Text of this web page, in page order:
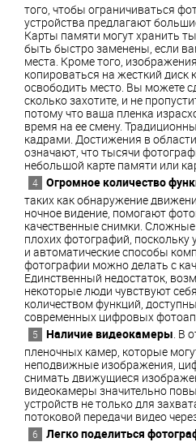
того, чтобы ограничиваться
устройства предлагают
Карты памяти могут хранить
быть быстро заменены, если
места. Кроме того,
копироваться на жесткий диск
освободить место. Вы можете
сколько захотите, и не
потому что ваша пленка
время на ее смену.
кадрами. Достижения в
означают, что тысячи
небольшой карте памяти или
Огромное количество
таких как обнаружение
ночное видение, помогают
качественные снимки.
плохих фотографий, поскольку
и автоматические способы
фотографии можно делать с
Единственный недостаток,
некоторые люди чувствуют
количеством функций,
современных цифровых
Наличие видеокамеры . В
пленочных камер, которые
неподвижные изображения,
снимать движущиеся
видеокамеры значительно
устройств не только для
потоковой передачи видео
Легко поделиться